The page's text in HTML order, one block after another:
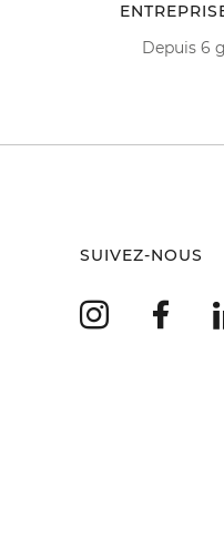
Depuis 6
SUIVEZ-NOUS